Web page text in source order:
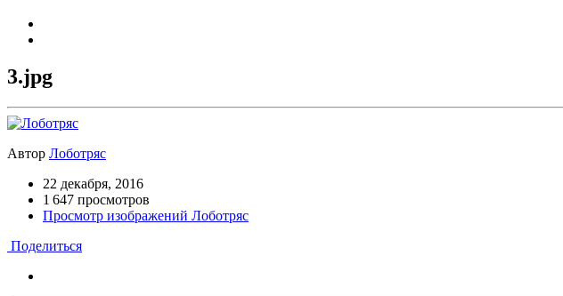
3.jpg
Автор Лоботряс
22 декабря, 2016
1 647 просмотров
Просмотр изображений Лоботряс
Поделиться